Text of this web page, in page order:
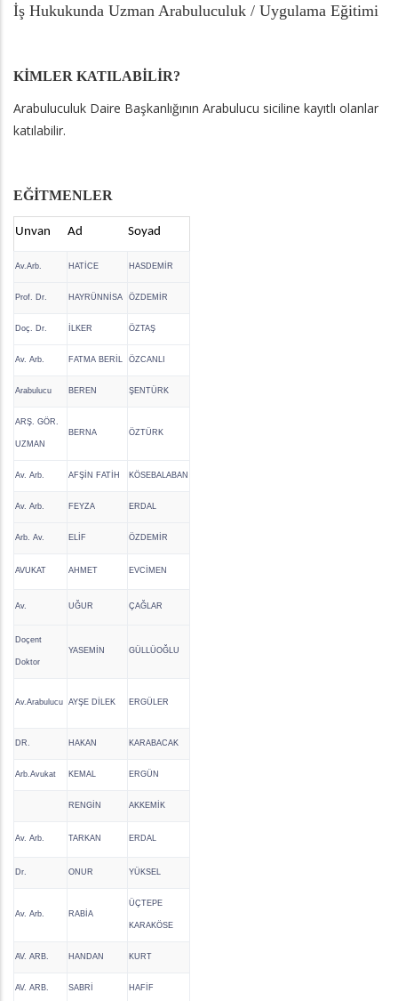
İş Hukukunda Uzman Arabuluculuk / Uygulama Eğitimi
KİMLER KATILABİLİR?
Arabuluculuk Daire Başkanlığının Arabulucu siciline kayıtlı olanlar
katılabilir.
EĞİTMENLER
Unvan Ad Soyad
Av.Arb. HATİCE HASDEMİR
Prof. Dr. HAYRÜNNİSA ÖZDEMİR
Doç. Dr. İLKER ÖZTAŞ
Av. Arb. FATMA BERİL ÖZCANLI
Arabulucu BEREN ŞENTÜRK
ARŞ. GÖR.
UZMAN
BERNA ÖZTÜRK
Av. Arb. AFŞİN FATİH KÖSEBALABAN
Av. Arb. FEYZA ERDAL
Arb. Av. ELİF ÖZDEMİR
AVUKAT AHMET EVCİMEN
Av. UĞUR ÇAĞLAR
Doçent
Doktor
YASEMİN GÜLLÜOĞLU
Av.Arabulucu AYŞE DİLEK ERGÜLER
DR. HAKAN KARABACAK
Arb.Avukat KEMAL ERGÜN
RENGİN AKKEMİK
Av. Arb. TARKAN ERDAL
Dr. ONUR YÜKSEL
Av. Arb. RABİA
ÜÇTEPE
KARAKÖSE
AV. ARB. HANDAN KURT
AV. ARB. SABRİ HAFİF